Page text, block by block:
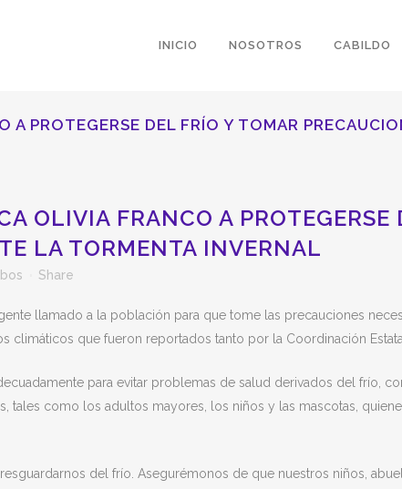
INICIO NOSOTROS CABILDO
A PROTEGERSE DEL FRÍO Y TOMAR
OLIVIA FRANCO A PROTEGERSE
LA TORMENTA INVERNAL
Share
llamado a la población para que tome las precauciones
climáticos que fueron reportados tanto por la Coordinación
para evitar problemas de salud derivados del frío,
tales como los adultos mayores, los niños y las mascotas,
del frío. Asegurémonos de que nuestros niños,